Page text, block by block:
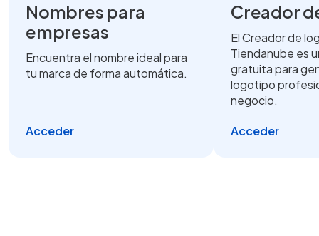
Nombres para
empresas
Encuentra el nombre ideal para
tu marca de forma automática.
Acceder
Creador
El Creador de
Tiendanube es
gratuita para
logotipo
negocio.
Acceder